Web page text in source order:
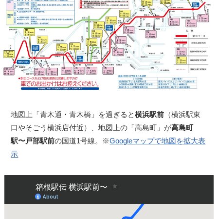
地図上「青木通・青木橋」を過ぎると横浜駅前 （横浜駅東
口やそごう横浜店付近）、地図上の「高島町」が高島町
駅〜戸部駅前の国道1号線。※Googleマップで地図を拡大表
示